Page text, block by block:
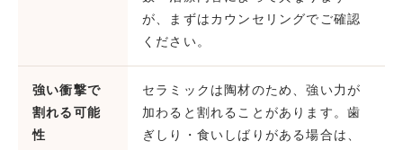
が、まずはカウンセリングでご確認
ください。
強い衝撃で
割れる可能
性
セラミックは陶材のため、強い力が
加わると割れることがあります。歯
ぎしり・食いしばりがある場合は、